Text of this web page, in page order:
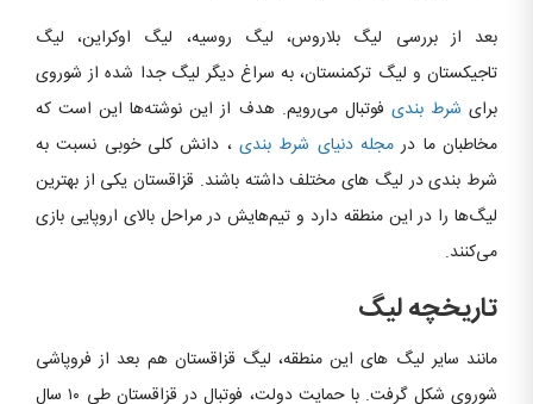
بعد از بررسی لیگ بلاروس، لیگ روسیه، لیگ اوکراین، لیگ
تاجیکستان و لیگ ترکمنستان، به سراغ دیگر لیگ جدا شده از شوروی
برای شرط بندی فوتبال می‌رویم. هدف از این نوشته‌ها این است که
مخاطبان ما در مجله دنیای شرط بندی ، دانش کلی خوبی نسبت به
شرط بندی در لیگ های مختلف داشته باشند. قزاقستان یکی از بهترین
لیگ‌ها را در این منطقه دارد و تیم‌هایش در مراحل بالای اروپایی بازی
می‌کنند.
تاریخچه لیگ
مانند سایر لیگ های این منطقه، لیگ قزاقستان هم بعد از فروپاشی
شوروی شکل گرفت. با حمایت دولت، فوتبال در قزاقستان طی ۱۰ سال